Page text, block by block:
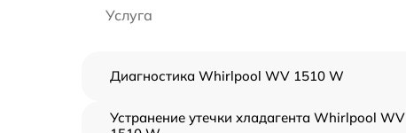
Услуга
Диагностика Whirlpool WV 1510 W
Устранение утечки хладагента Whirlpool WV